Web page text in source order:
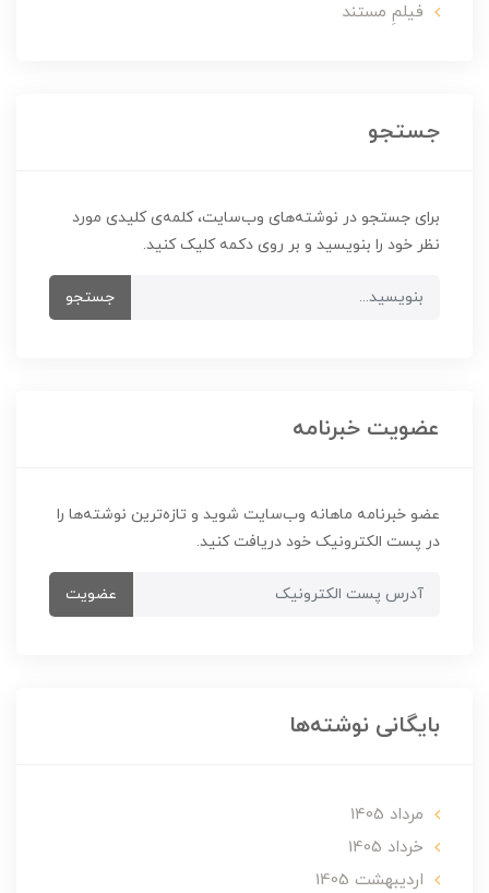
فیلمِ مستند
جستجو
برای جستجو در نوشته‌های وب‌سایت، کلمه‌ی کلیدی مورد
نظر خود را بنویسید و بر روی دکمه کلیک کنید.
جستجو
عضویت خبرنامه
عضو خبرنامه ماهانه وب‌سایت شوید و تازه‌ترین نوشته‌ها را
در پست الکترونیک خود دریافت کنید.
عضویت
بایگانی نوشته‌ها
مرداد 1405
خرداد 1405
ارديبهشت 1405